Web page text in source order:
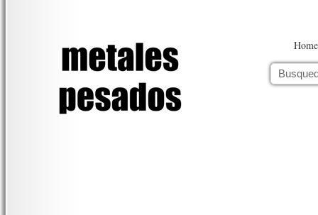
Home